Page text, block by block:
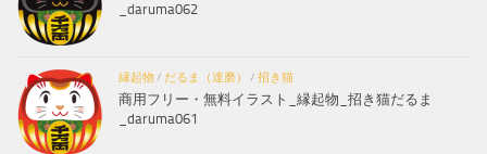
_daruma062
縁起物/ だるま（達磨） / 招き猫
商用フリー・無料イラスト_縁起物_招き猫だるま
_daruma061